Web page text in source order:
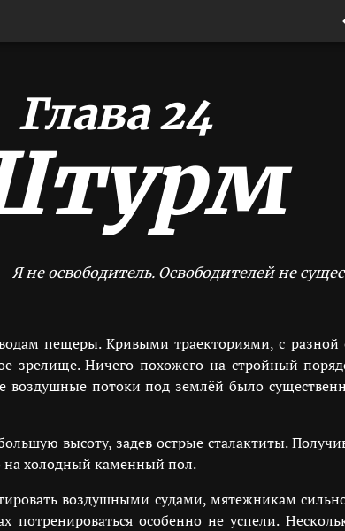
Глава 24
Я не освободитель. Освободителей не
пещеры. Кривыми траекториями, с
зрелище. Ничего похожего на стройный
воздушные потоки под землёй было
высоту, задев острые сталактиты.
на холодный каменный пол.
воздушными судами, мятежникам
особенно не успели.